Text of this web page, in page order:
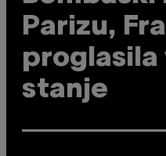
Parizu,
proglasila
stanje